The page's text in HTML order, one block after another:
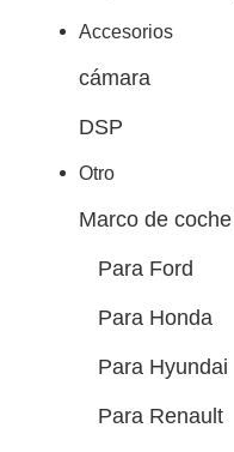
Accesorios
cámara
DSP
Otro
Marco de
Para Ford
Para Honda
Para Hyundai
Para Renault